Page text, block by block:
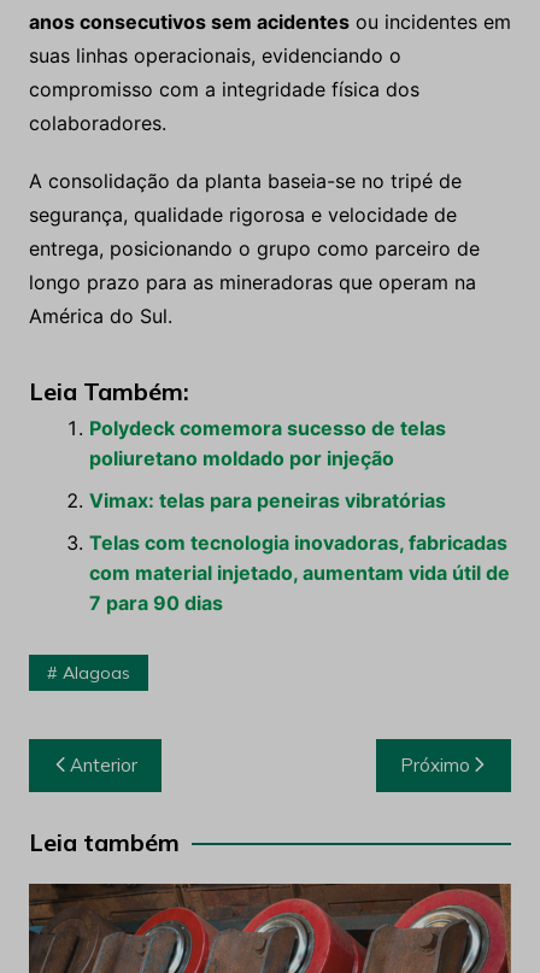
anos consecutivos sem acidentesou incidentes em
suas linhas operacionais, evidenciando o
compromisso com a integridade física dos
colaboradores.
A consolidação da planta baseia-se no tripé de
segurança, qualidade rigorosa e velocidade de
entrega, posicionando o grupo como parceiro de
longo prazo para as mineradoras que operam na
América do Sul.
Leia Também:
Polydeck comemora sucesso de telas
poliuretano moldado por injeção
Vimax: telas para peneiras vibratórias
Telas com tecnologia inovadoras, fabricadas
com material injetado, aumentam vida útil de
7 para 90 dias
Alagoas
Navegação
de
Post
Anterior Próximo
Leia também